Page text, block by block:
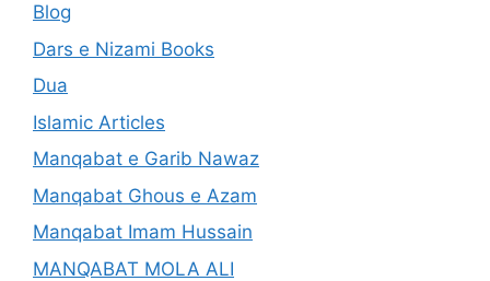
Blog
Dars e Nizami Books
Dua
Islamic Articles
Manqabat e Garib Nawaz
Manqabat Ghous e Azam
Manqabat Imam Hussain
MANQABAT MOLA ALI